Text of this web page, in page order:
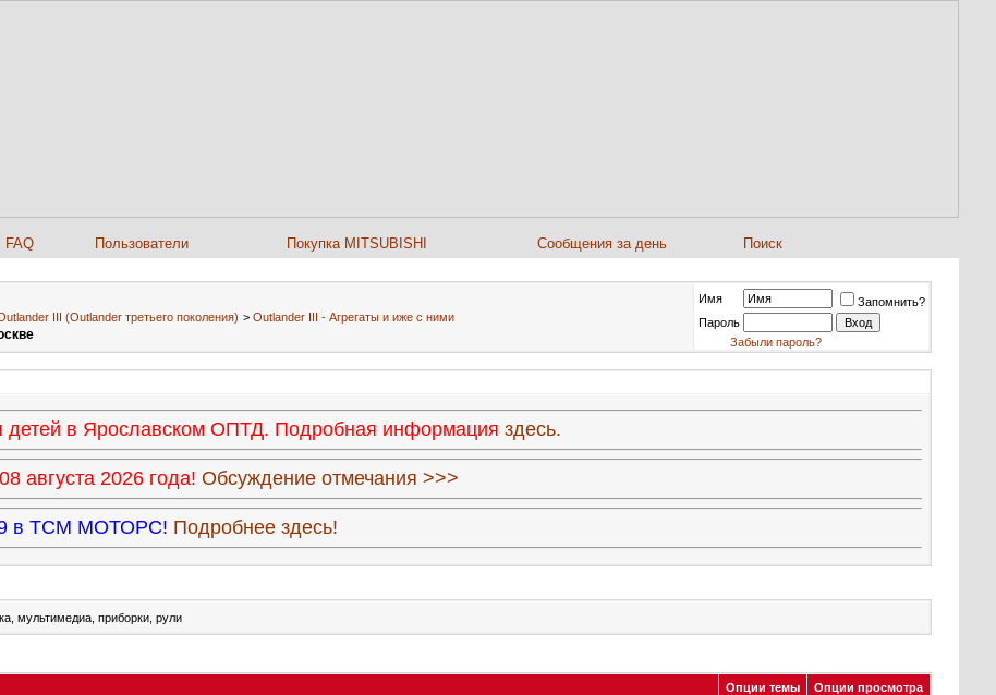
FAQ Пользователи Покупка MITSUBISHI Сообщения за день Поиск
III (Outlander третьего поколения) > Outlander III - Агрегаты и иже с ними
Имя
Запомнить?
Пароль
Забыли пароль?
детей в Ярославском ОПТД. Подробная информация здесь.
августа 2026 года! Обсуждение отмечания >>>
в ТСМ МОТОРС! Подробнее здесь!
мультимедиа, приборки, рули
Опции темы Опции просмотра